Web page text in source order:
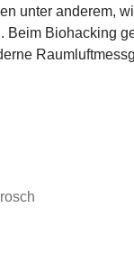
unter anderem,
Biohacking